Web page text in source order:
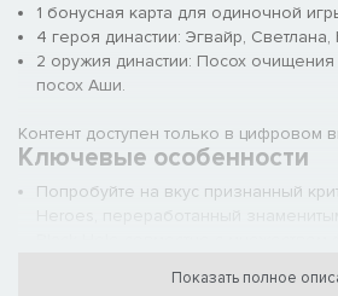
1 бонусная карта для одиночной
4 героя династии: Эгвайр,
2 оружия династии: Посох
посох Аши.
Контент доступен только в цифровом
Ключевые особенности
Попробуйте на вкус признанный
исследуйте невероятно
Показать полное